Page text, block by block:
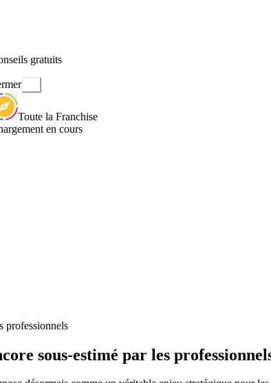
gratuits
Toute la Franchise
en cours
professionnels
sous-estimé par les